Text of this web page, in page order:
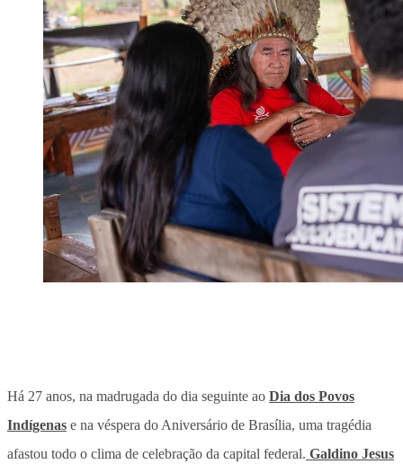
Há 27 anos, na madrugada do dia seguinte ao Dia dos Povos
Indígenas e na véspera do Aniversário de Brasília, uma tragédia
afastou todo o clima de celebração da capital federal. Galdino Jesus